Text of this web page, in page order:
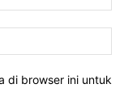
di browser ini untuk